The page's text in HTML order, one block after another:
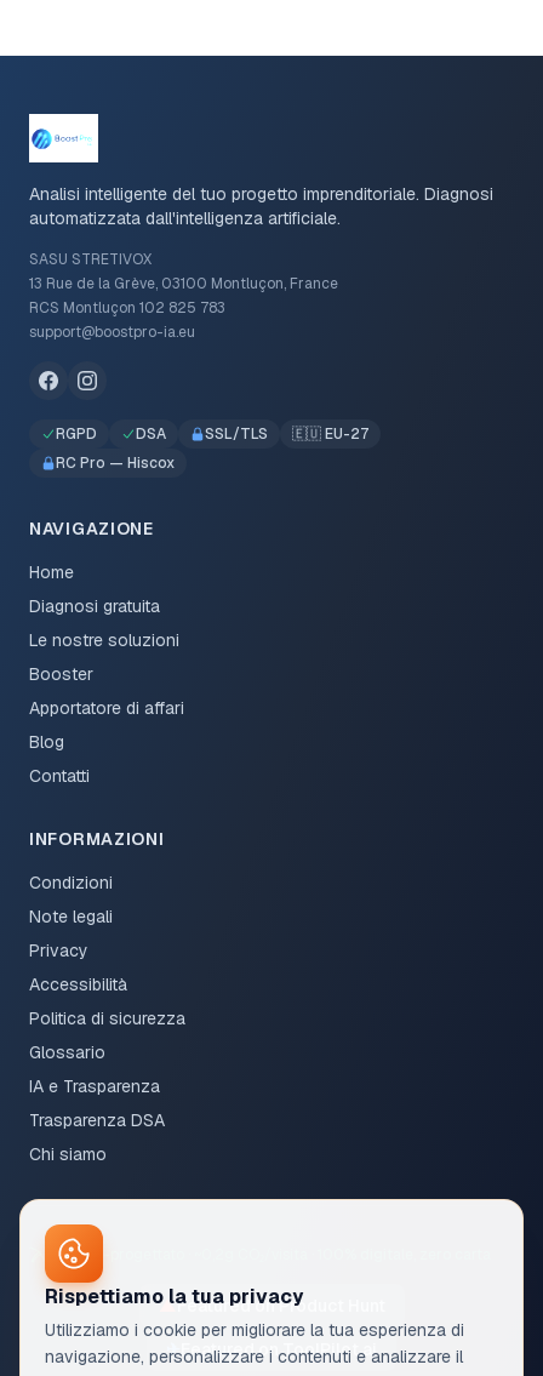
Analisi intelligente del tuo progetto imprenditoriale. Diagnosi
automatizzata dall'intelligenza artificiale.
SASU STRETIVOX
13 Rue de la Grève, 03100 Montluçon, France
RCS Montluçon 102 825 783
support@boostpro-ia.eu
RGPD DSA SSL/TLS
🇪🇺 EU-27
RC Pro — Hiscox
NAVIGAZIONE
Home
Diagnosi gratuita
Le nostre soluzioni
Booster
Apportatore di affari
Blog
Contatti
INFORMAZIONI
Condizioni
Note legali
Privacy
Accessibilità
Politica di sicurezza
Glossario
IA e Trasparenza
Trasparenza DSA
Chi siamo
Sito eco-progettato · ~0,2g CO₂/visita · 100% digitale, zero carta
▲Featured on Product Hunt
✈Featured on ToolPilot.ai
Rispettiamo la tua privacy
Utilizziamo i cookie per migliorare la tua esperienza di
navigazione, personalizzare i contenuti e analizzare il